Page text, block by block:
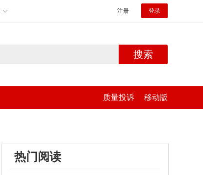
注册 登录
搜索
质量投诉 移动版
热门阅读